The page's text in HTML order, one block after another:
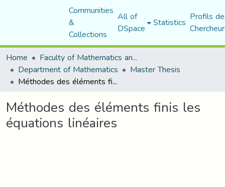
Communities
&
Collections
All of
DSpace Statistics Profils
Home
Faculty of Mathematics and Computer Science
Department of Mathematics Master Thesis
Méthodes des éléments finis les équations linéaires
Méthodes des éléments finis les
équations linéaires